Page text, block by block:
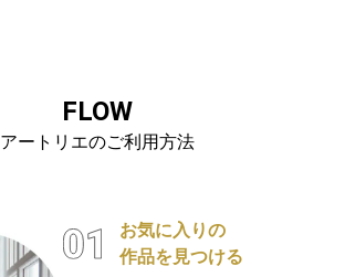
FLOW
アートリエのご利用方法
お気に入りの
作品を見つける